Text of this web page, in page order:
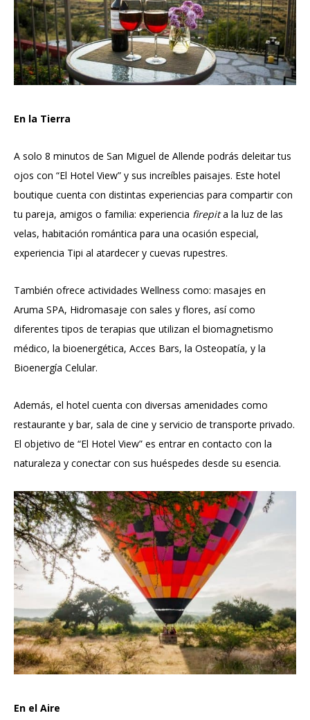
En la Tierra
A solo 8 minutos de San Miguel de Allende podrás deleitar tus
ojos con “El Hotel View” y sus increíbles paisajes. Este hotel
boutique cuenta con distintas experiencias para compartir con
tu pareja, amigos o familia: experiencia firepita la luz de las
velas, habitación romántica para una ocasión especial,
experiencia Tipi al atardecer y cuevas rupestres.
También ofrece actividades Wellness como: masajes en
Aruma SPA, Hidromasaje con sales y flores, así como
diferentes tipos de terapias que utilizan el biomagnetismo
médico, la bioenergética, Acces Bars, la Osteopatía, y la
Bioenergía Celular.
Además, el hotel cuenta con diversas amenidades como
restaurante y bar, sala de cine y servicio de transporte privado.
El objetivo de “El Hotel View” es entrar en contacto con la
naturaleza y conectar con sus huéspedes desde su esencia.
En el Aire